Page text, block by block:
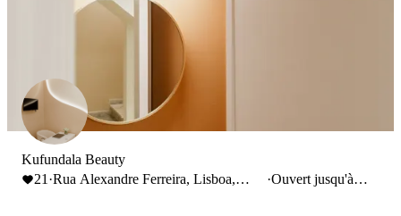
Kufundala Beauty
21 ·Rua Alexandre Ferreira, Lisboa,
·Ouvert jusqu'à